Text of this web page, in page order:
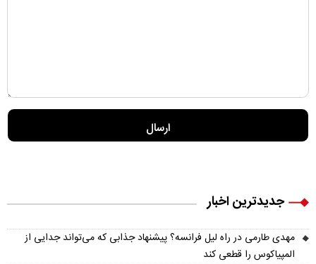
جدیدترین اخبار
مهدی طارمی در راه لیل فرانسه؟ پیشنهاد جذابی که می‌تواند جدایی از
المپیاکوس را قطعی کند